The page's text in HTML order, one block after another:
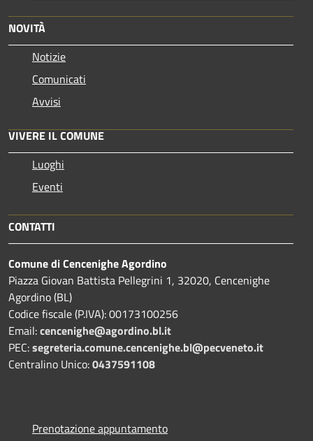
NOVITÀ
Notizie
Comunicati
Avvisi
VIVERE IL COMUNE
Luoghi
Eventi
CONTATTI
Comune di Cencenighe Agordino
Piazza Giovan Battista Pellegrini 1, 32020, Cencenighe
Agordino (BL)
Codice fiscale (P.IVA): 00173100256
Email:cencenighe@agordino.bl.it
PEC:segreteria.comune.cencenighe.bl@pecveneto.it
Centralino Unico:0437591108
Prenotazione appuntamento